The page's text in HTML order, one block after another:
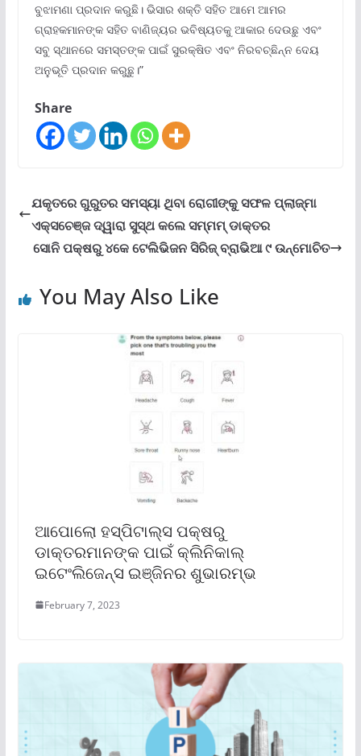
ବୁଝାମଣା ପ୍ରଦାନ କରୁଛି। ଭିସାର ଶକ୍ତି ସହିତ ଆମେ ଆମର
ଗ୍ରାହକମାନଙ୍କ ସହିତ ବାଣିଜ୍ୟର ଭବିଷ୍ୟତକୁ ଆକାର ଦେଉଛୁ ଏବଂ
ସବୁ ସ୍ଥାନରେ ସମସ୍ତଙ୍କ ପାଇଁ ସୁରକ୍ଷିତ ଏବଂ ନିରବଚ୍ଛିନ୍ନ ଦେୟ
ଅନୁଭୂତି ପ୍ରଦାନ କରୁଛୁ।”
Share
ଯକୃତରେ ଗୁରୁତର ସମସ୍ୟା ଥିବା ରୋଗୀଙ୍କୁ ସଫଳ ପ୍ଲାଜ୍‌ମା
ଏକ୍ସଚେଞ୍ଜ ଦ୍ୱାରା ସୁସ୍ଥ କଲେ ସମ୍ମମ୍ ଡାକ୍ତର
ସୋନି ପକ୍ଷରୁ ୪କେ ଟେଲିଭିଜନ ସିରିଜ୍ ବ୍ରାଭିଆ ୯ ଉନ୍ମୋଚିତ
You May Also Like
ଆପୋଲୋ ହସ୍ପିଟାଲ୍‌ସ ପକ୍ଷରୁ
ଡାକ୍ତରମାନଙ୍କ ପାଇଁ କ୍ଲିନିକାଲ୍
ଇଟେଂଲିଜେନ୍ସ ଇଞ୍ଜିନର ଶୁଭାରମ୍ଭ
February 7, 2023